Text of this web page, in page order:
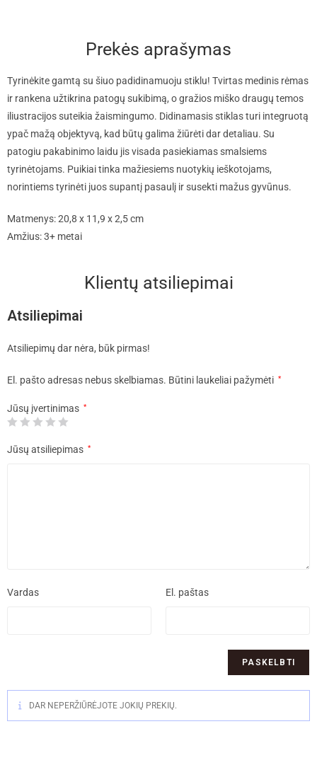
Prekės aprašymas
Tyrinėkite gamtą su šiuo padidinamuoju stiklu! Tvirtas medinis rėmas
ir rankena užtikrina patogų sukibimą, o gražios miško draugų temos
iliustracijos suteikia žaismingumo. Didinamasis stiklas turi integruotą
ypač mažą objektyvą, kad būtų galima žiūrėti dar detaliau. Su
patogiu pakabinimo laidu jis visada pasiekiamas smalsiems
tyrinėtojams. Puikiai tinka mažiesiems nuotykių ieškotojams,
norintiems tyrinėti juos supantį pasaulį ir susekti mažus gyvūnus.
Matmenys: 20,8 x 11,9 x 2,5 cm
Amžius: 3+ metai
Klientų atsiliepimai
Atsiliepimai
Atsiliepimų dar nėra, būk pirmas!
El. pašto adresas nebus skelbiamas. Būtini laukeliai pažymėti *
Jūsų įvertinimas *
Jūsų atsiliepimas *
Vardas El. paštas
DAR NEPERŽIŪRĖJOTE JOKIŲ PREKIŲ.